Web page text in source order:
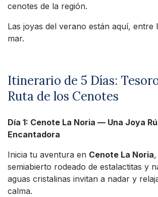
cenotes de la región.
Las joyas del verano están aquí, entre
mar.
Itinerario de 5 Días:
Ruta de los Cenotes
Día 1: Cenote La Noria — Una Joya
Encantadora
Inicia tu aventura en Cenote La Noria
semiabierto rodeado de estalactitas y
aguas cristalinas invitan a nadar y
calma.